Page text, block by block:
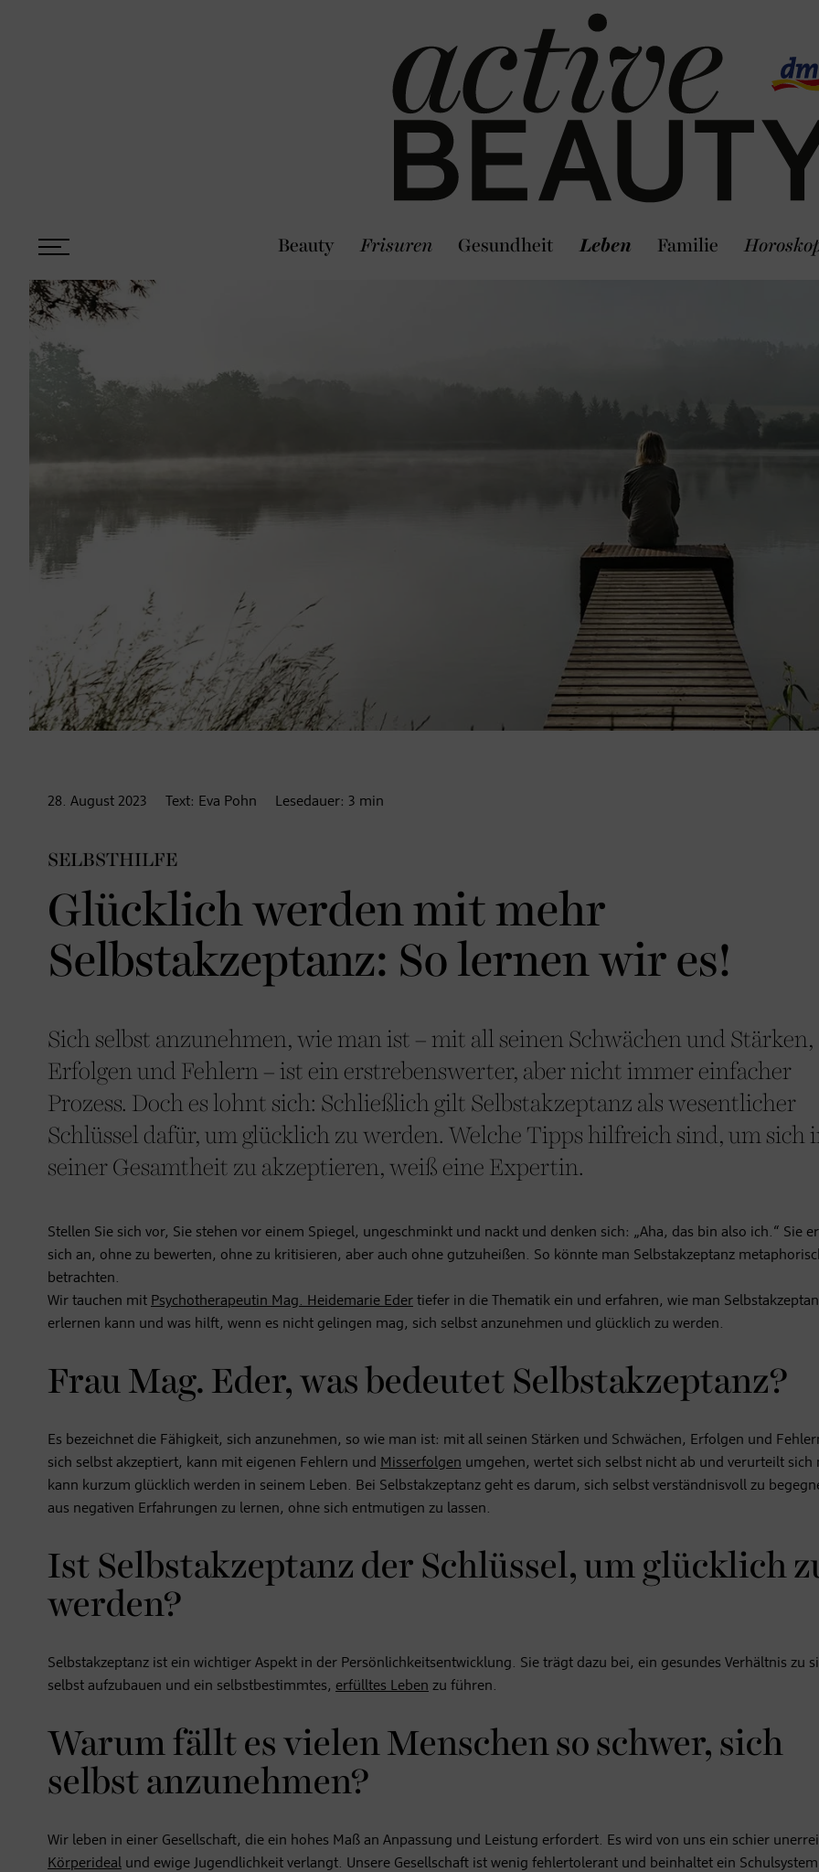
Beauty Frisuren Gesundheit Leben Familie
28. August 2023 Text: Eva Pohn Lesedauer: 3 min
SELBSTHILFE
Glücklich werden mit mehr
Selbstakzeptanz: So lernen wir es!
Sich selbst anzunehmen, wie man ist – mit all seinen Schwächen und Stärken,
Erfolgen und Fehlern – ist ein erstrebenswerter, aber nicht immer einfacher
Prozess. Doch es lohnt sich: Schließlich gilt Selbstakzeptanz als wesentlicher
Schlüssel dafür, um glücklich zu werden. Welche Tipps hilfreich sind, um sich
seiner Gesamtheit zu akzeptieren, weiß eine Expertin.
Stellen Sie sich vor, Sie stehen vor einem Spiegel, ungeschminkt und nackt und denken sich: „Aha, das bin also ich.“ Sie
sich an, ohne zu bewerten, ohne zu kritisieren, aber auch ohne gutzuheißen. So könnte man Selbstakzeptanz
betrachten.
Wir tauchen mit Psychotherapeutin Mag. Heidemarie Eder tiefer in die Thematik ein und erfahren, wie man
erlernen kann und was hilft, wenn es nicht gelingen mag, sich selbst anzunehmen und glücklich zu werden.
Frau Mag. Eder, was bedeutet Selbstakzeptanz?
Es bezeichnet die Fähigkeit, sich anzunehmen, so wie man ist: mit all seinen Stärken und Schwächen, Erfolgen und
sich selbst akzeptiert, kann mit eigenen Fehlern und Misserfolgen umgehen, wertet sich selbst nicht ab und verurteilt sich
kann kurzum glücklich werden in seinem Leben. Bei Selbstakzeptanz geht es darum, sich selbst verständnisvoll zu
aus negativen Erfahrungen zu lernen, ohne sich entmutigen zu lassen.
Ist Selbstakzeptanz der Schlüssel, um glücklich
werden?
Selbstakzeptanz ist ein wichtiger Aspekt in der Persönlichkeitsentwicklung. Sie trägt dazu bei, ein gesundes Verhältnis zu
selbst aufzubauen und ein selbstbestimmtes, erfülltes Leben zu führen.
Warum fällt es vielen Menschen so schwer, sich
selbst anzunehmen?
Wir leben in einer Gesellschaft, die ein hohes Maß an Anpassung und Leistung erfordert. Es wird von uns ein schier
Körperideal und ewige Jugendlichkeit verlangt. Unsere Gesellschaft ist wenig fehlertolerant und beinhaltet ein